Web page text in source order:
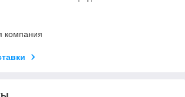
компания